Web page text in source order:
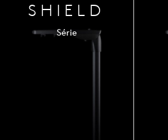
SHIELD
Série